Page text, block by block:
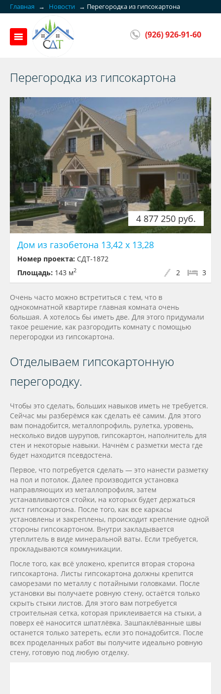
Главная → Новости → Перегородка из гипсокартона
(926) 926-91-60
Перегородка из гипсокартона
4 877 250 руб.
Дом из газобетона 13,42 х 13,28
Номер проекта: СДТ-1872
Площадь: 143 м2 3
2
Очень часто можно встретиться с тем, что в
однокомнатной квартире главная комната очень
большая. А хотелось бы иметь две. Для этого придумали
такое решение, как разгородить комнату с помощью
перегородки из гипсокартона.
Отделываем гипсокартонную
перегородку.
Чтобы это сделать, больших навыков иметь не требуется.
Сейчас мы разберёмся как сделать её самим. Для этого
вам понадобится, металлопрофиль, рулетка, уровень,
несколько видов шурупов, гипсокартон, наполнитель для
стен и некоторые навыки. Начнём с разметки места где
будет находится псевдостена.
Первое, что потребуется сделать — это нанести разметку
на пол и потолок. Далее производится установка
направляющих из металлопрофиля, затем
устанавливаются стойки, на которых будет держаться
лист гипсокартона. После того, как все каркасы
установлены и закреплены, происходит крепление одной
стороны гипсокартоном. Внутри закладывается
утеплитель в виде минеральной ваты. Если требуется,
прокладываются коммуникации.
После того, как всё уложено, крепится вторая сторона
гипсокартона. Листы гипсокартона должны крепится
саморезами по металлу с потайными головками. После
установки вы получаете ровную стену, остаётся только
скрыть стыки листов. Для этого вам потребуется
строительная сетка, которая приклеивается на стыки, а
поверх её наносится шпатлёвка. Зашпаклёванные швы
останется только затереть, если это понадобится. После
всех проделанных работ вы получите идеально ровную
стену, готовую под любую отделку.